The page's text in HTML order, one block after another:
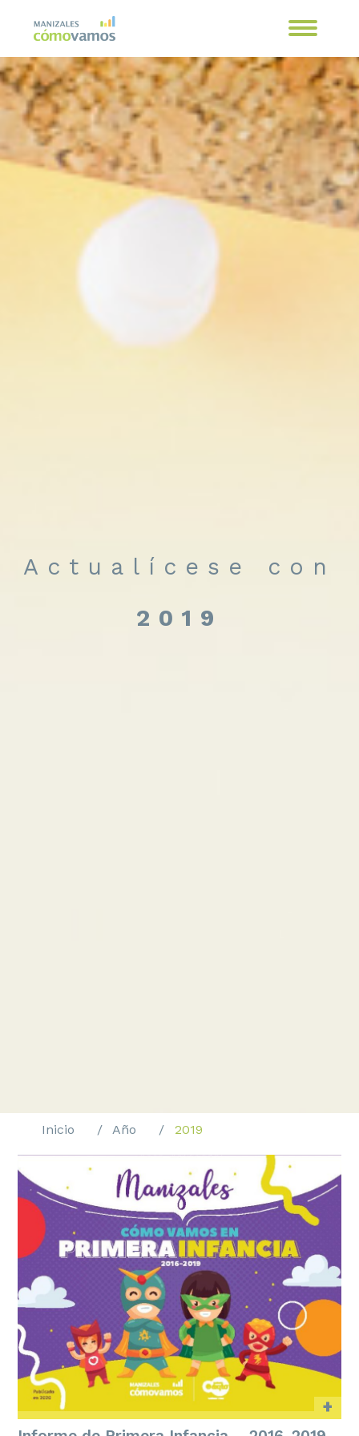
Actualícese con
2019
Inicio Año 2019
+